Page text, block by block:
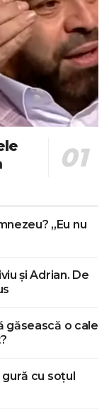
„Eu nu
și Adrian. De
găsească o cale
cu soțul